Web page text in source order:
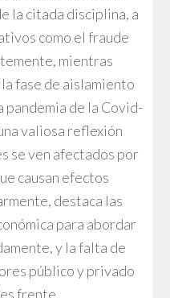
la citada disciplina, a
como el fraude
mientras
fase de aislamiento
pandemia de la Covid-
valiosa reflexión
se ven afectados por
causan efectos
destaca las
para abordar
y la falta de
público y privado
frente.